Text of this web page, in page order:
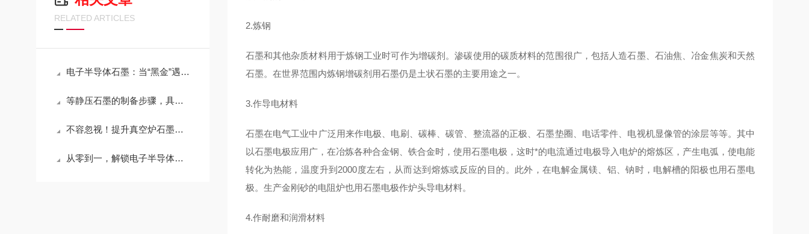
RELATED ARTICLES
电子半导体石墨：当“黑金”遇见精密制造
等静压石墨的制备步骤，具体如下！
不容忽视！提升真空炉石墨模具效率的存放方法！
从零到一，解锁电子半导体石墨的五大特性
2.炼钢
石墨和其他杂质材料用于炼钢工业时可作为增碳剂。渗碳使用的碳质材料的范围很广，包括人造石墨、石油焦、冶金焦炭和天然
石墨。在世界范围内炼钢增碳剂用石墨仍是土状石墨的主要用途之一。
3.作导电材料
石墨在电气工业中广泛用来作电极、电刷、碳棒、碳管、整流器的正极、石墨垫圈、电话零件、电视机显像管的涂层等等。其中
以石墨电极应用广，在冶炼各种合金钢、铁合金时，使用石墨电极，这时*的电流通过电极导入电炉的熔炼区，产生电弧，使电能
转化为热能，温度升到2000度左右，从而达到熔炼或反应的目的。此外，在电解金属镁、铝、钠时，电解槽的阳极也用石墨电
极。生产金刚砂的电阻炉也用石墨电极作炉头导电材料。
4.作耐磨和润滑材料